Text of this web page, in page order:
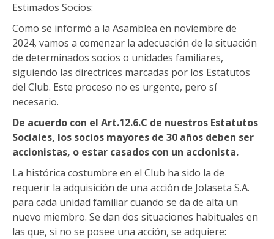
Estimados Socios:
Como se informó a la Asamblea en noviembre de
2024, vamos a comenzar la adecuación de la situación
de determinados socios o unidades familiares,
siguiendo las directrices marcadas por los Estatutos
del Club. Este proceso no es urgente, pero sí
necesario.
De acuerdo con el Art.12.6.C de nuestros Estatutos
Sociales, los socios mayores de 30 años deben ser
accionistas, o estar casados con un accionista.
La histórica costumbre en el Club ha sido la de
requerir la adquisición de una acción de Jolaseta S.A.
para cada unidad familiar cuando se da de alta un
nuevo miembro. Se dan dos situaciones habituales en
las que, si no se posee una acción, se adquiere: